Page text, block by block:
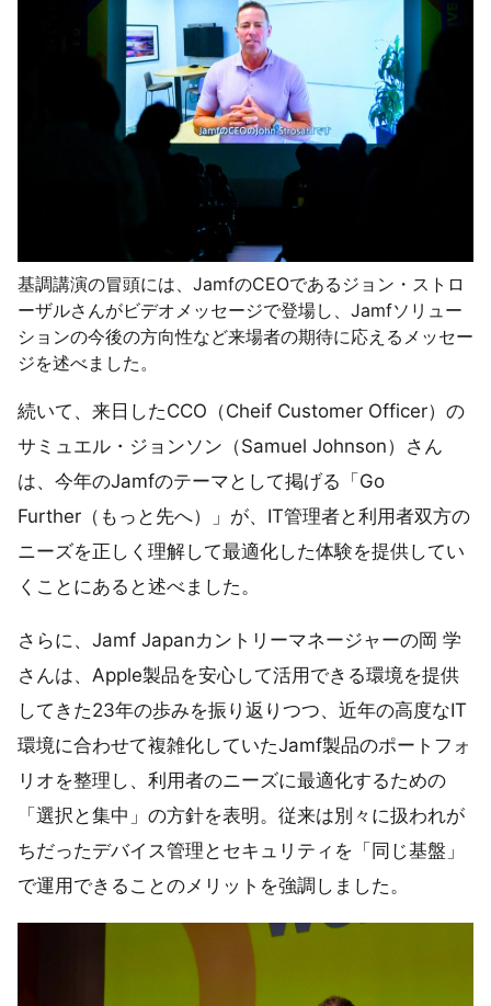
基調講演の冒頭には、JamfのCEOであるジョン・ストロ
ーザルさんがビデオメッセージで登場し、Jamfソリュー
ションの今後の方向性など来場者の期待に応えるメッセー
ジを述べました。
続いて、来日したCCO（Cheif Customer Officer）の
サミュエル・ジョンソン（Samuel Johnson）さん
は、今年のJamfのテーマとして掲げる「Go
Further（もっと先へ）」が、IT管理者と利用者双方の
ニーズを正しく理解して最適化した体験を提供してい
くことにあると述べました。
さらに、Jamf Japanカントリーマネージャーの岡 学
さんは、Apple製品を安心して活用できる環境を提供
してきた23年の歩みを振り返りつつ、近年の高度なIT
環境に合わせて複雑化していたJamf製品のポートフォ
リオを整理し、利用者のニーズに最適化するための
「選択と集中」の方針を表明。従来は別々に扱われが
ちだったデバイス管理とセキュリティを「同じ基盤」
で運用できることのメリットを強調しました。